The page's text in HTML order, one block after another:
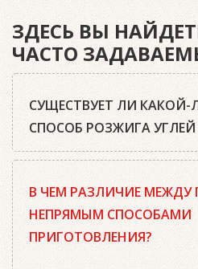
ЗДЕСЬ ВЫ
ЧАСТО
СУЩЕСТВУЕТ ЛИ
СПОСОБ РОЗЖИГА
качественный древесный
брикеты Weber, кубики
необходимым количеством
В ЧЕМ РАЗЛИЧИЕ
НЕПРЯМЫМ СПОСОБАМИ
ПРИГОТОВЛЕНИЯ?